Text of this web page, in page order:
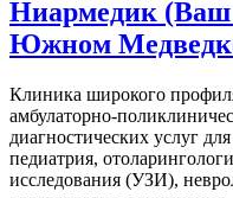
Ниармедик (Ваш
Южном
Клиника широкого
амбулаторно-
диагностических услуг
педиатрия,
исследования (УЗИ),